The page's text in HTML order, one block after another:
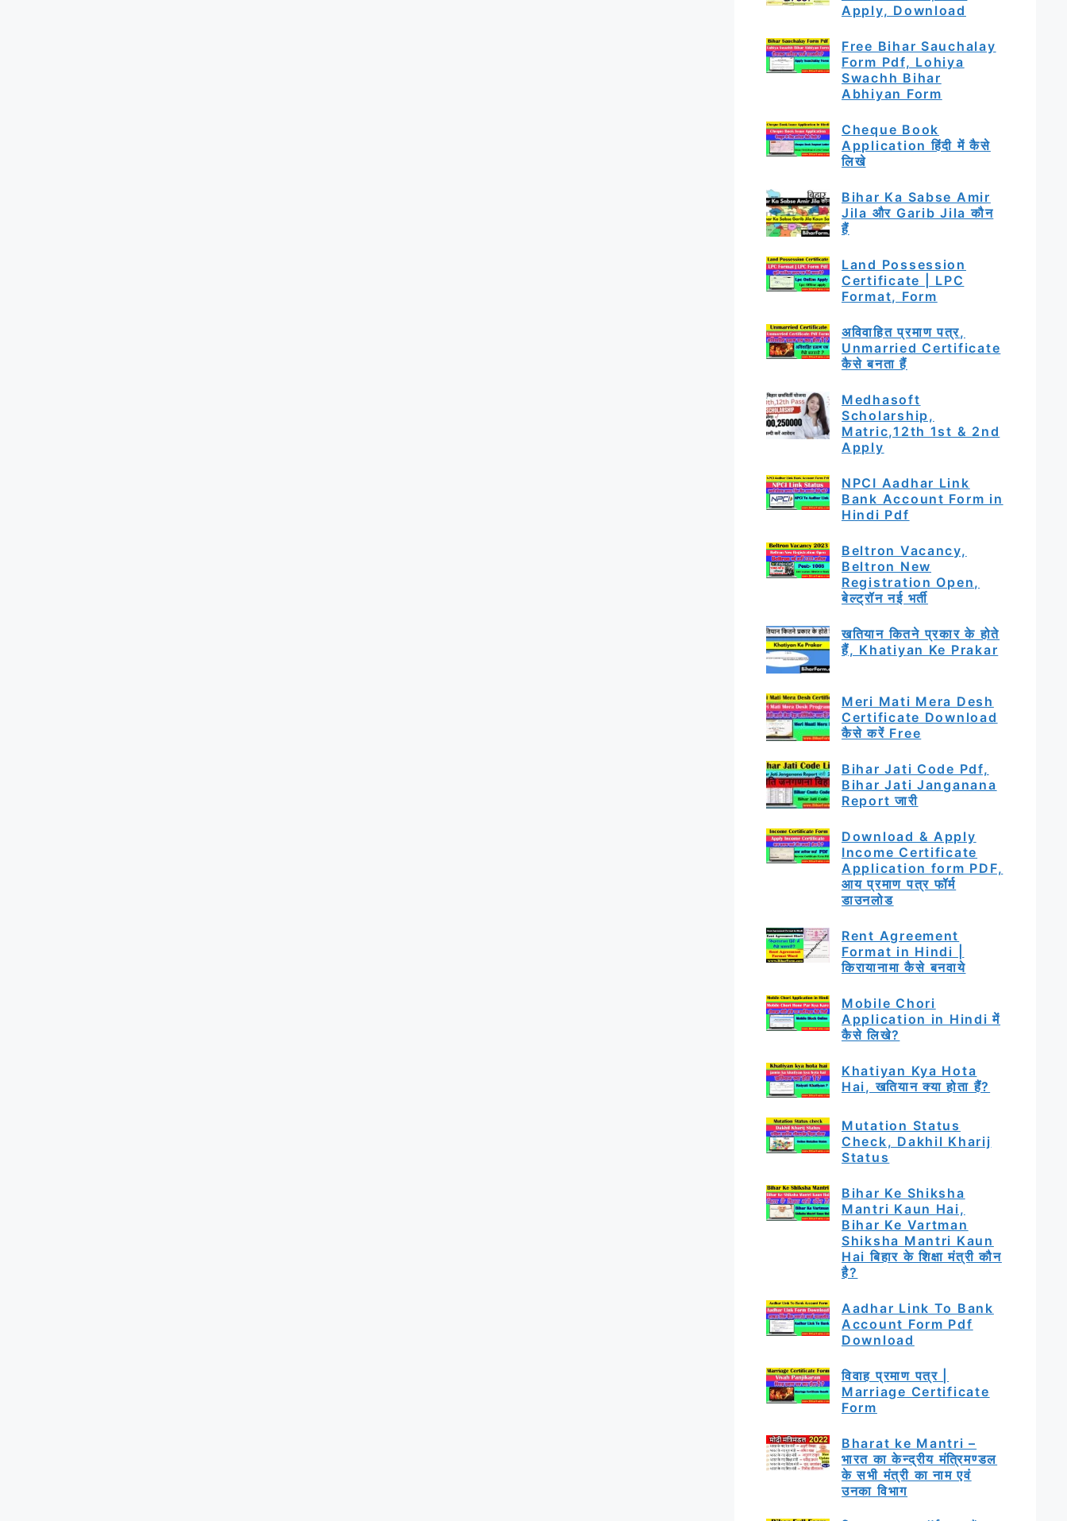
Apply, Download
Free Bihar Sauchalay
Form Pdf, Lohiya
Swachh Bihar
Abhiyan Form
Cheque Book
Application हिंदी में कैसे
लिखे
Bihar Ka Sabse Amir
Jila और Garib Jila कौन
हैं
Land Possession
Certificate | LPC
Format, Form
अविवाहित प्रमाण पत्र,
Unmarried Certificate
कैसे बनता हैं
Medhasoft
Scholarship,
Matric,12th 1st & 2nd
Apply
NPCI Aadhar Link
Bank Account Form in
Hindi Pdf
Beltron Vacancy,
Beltron New
Registration Open,
बेल्ट्रॉन नई भर्ती
खतियान कितने प्रकार के होते
हैं, Khatiyan Ke Prakar
Meri Mati Mera Desh
Certificate Download
कैसे करें Free
Bihar Jati Code Pdf,
Bihar Jati Janganana
Report जारी
Download & Apply
Income Certificate
Application form PDF,
आय प्रमाण पत्र फॉर्म
डाउनलोड
Rent Agreement
Format in Hindi |
किरायानामा कैसे बनवाये
Mobile Chori
Application in Hindi में
कैसे लिखे?
Khatiyan Kya Hota
Hai, खतियान क्या होता हैं?
Mutation Status
Check, Dakhil Kharij
Status
Bihar Ke Shiksha
Mantri Kaun Hai,
Bihar Ke Vartman
Shiksha Mantri Kaun
Hai बिहार के शिक्षा मंत्री कौन
है?
Aadhar Link To Bank
Account Form Pdf
Download
विवाह प्रमाण पत्र |
Marriage Certificate
Form
Bharat ke Mantri –
भारत का केन्द्रीय मंत्रिमण्डल
के सभी मंत्री का नाम एवं
उनका विभाग